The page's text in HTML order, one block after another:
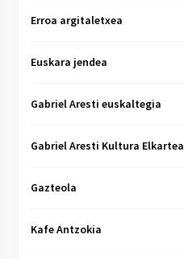
Erroa argitaletxea
Euskara jendea
Gabriel Aresti euskaltegia
Gabriel Aresti Kultura Elkartea
Gazteola
Kafe Antzokia